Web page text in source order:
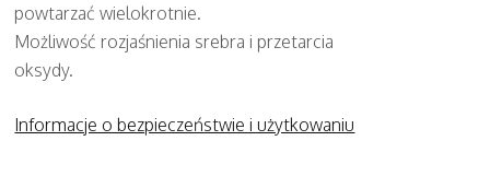
powtarzać wielokrotnie.
Możliwość rozjaśnienia srebra i przetarcia
oksydy.
Informacje o bezpieczeństwie i użytkowaniu